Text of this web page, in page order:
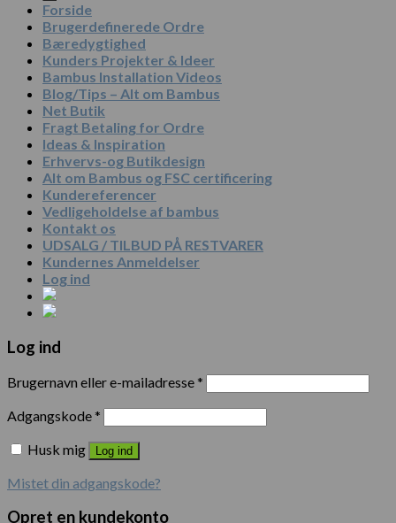
Forside
Brugerdefinerede Ordre
Bæredygtighed
Kunders Projekter & Ideer
Bambus Installation Videos
Blog/Tips – Alt om Bambus
Net Butik
Fragt Betaling for Ordre
Ideas & Inspiration
Erhvervs-og Butikdesign
Alt om Bambus og FSC certificering
Kundereferencer
Vedligeholdelse af bambus
Kontakt os
UDSALG / TILBUD PÅ RESTVARER
Kundernes Anmeldelser
Log ind
Log ind
Brugernavn eller e-mailadresse*
Adgangskode*
Husk mig
Log ind
Mistet din adgangskode?
Opret en kundekonto